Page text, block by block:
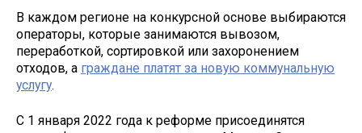
В каждом регионе на конкурсной основе выбираются
операторы, которые занимаются вывозом,
переработкой, сортировкой или захоронением
отходов, а граждане платят за новую коммунальную
услугу.
С 1 января 2022 года к реформе присоединятся